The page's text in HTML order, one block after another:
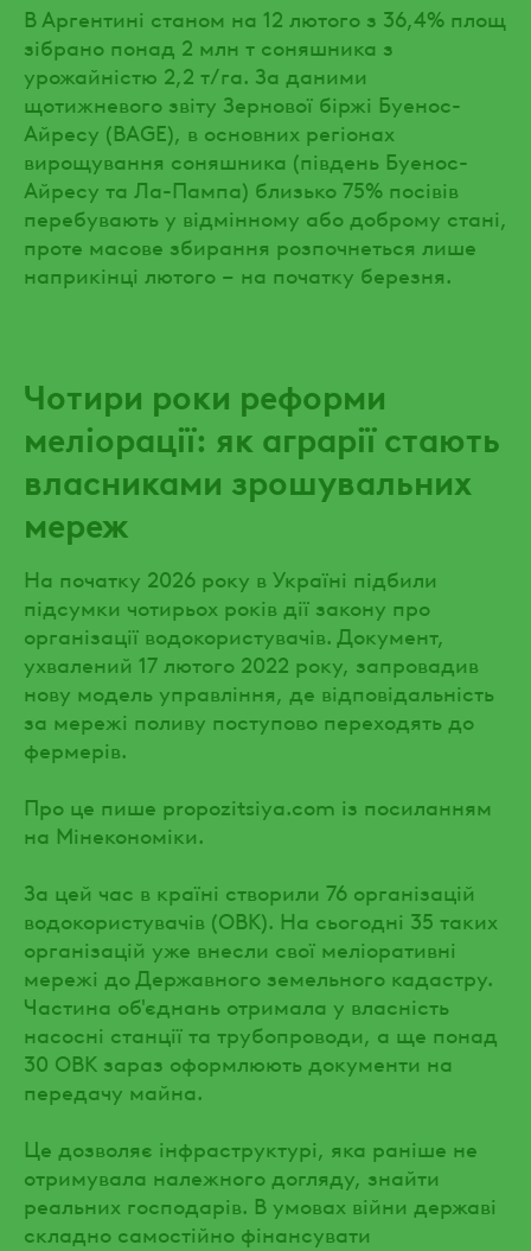
В Аргентині станом на 12 лютого з 36,4% площ
зібрано понад 2 млн т соняшника з
урожайністю 2,2 т/га. За даними
щотижневого звіту Зернової біржі Буенос-
Айресу (BAGE), в основних регіонах
вирощування соняшника (південь Буенос-
Айресу та Ла-Пампа) близько 75% посівів
перебувають у відмінному або доброму стані,
проте масове збирання розпочнеться лише
наприкінці лютого – на початку березня.
Чотири роки реформи
меліорації: як аграрії стають
власниками зрошувальних
мереж
На початку 2026 року в Україні підбили
підсумки чотирьох років дії закону про
організації водокористувачів. Документ,
ухвалений 17 лютого 2022 року, запровадив
нову модель управління, де відповідальність
за мережі поливу поступово переходять до
фермерів.
Про це пише propozitsiya.com із посиланням
на Мінекономіки.
За цей час в країні створили 76 організацій
водокористувачів (ОВК). На сьогодні 35 таких
організацій уже внесли свої меліоративні
мережі до Державного земельного кадастру.
Частина об'єднань отримала у власність
насосні станції та трубопроводи, а ще понад
30 ОВК зараз оформлюють документи на
передачу майна.
Це дозволяє інфраструктурі, яка раніше не
отримувала належного догляду, знайти
реальних господарів. В умовах війни державі
складно самостійно фінансувати